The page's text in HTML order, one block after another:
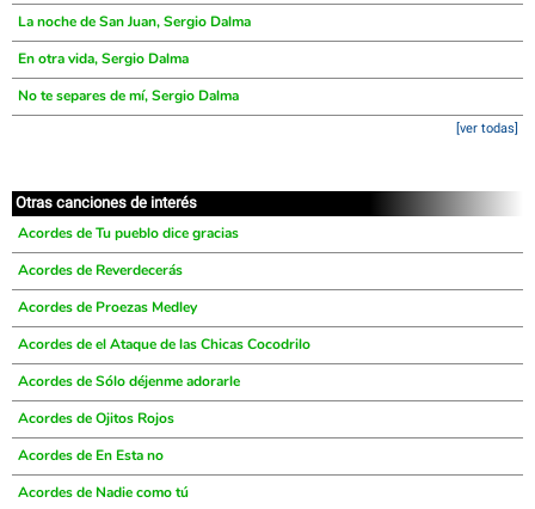
La noche de San Juan, Sergio Dalma
En otra vida, Sergio Dalma
No te separes de mí, Sergio Dalma
[ver todas]
Otras canciones de interés
Acordes de Tu pueblo dice gracias
Acordes de Reverdecerás
Acordes de Proezas Medley
Acordes de el Ataque de las Chicas Cocodrilo
Acordes de Sólo déjenme adorarle
Acordes de Ojitos Rojos
Acordes de En Esta no
Acordes de Nadie como tú